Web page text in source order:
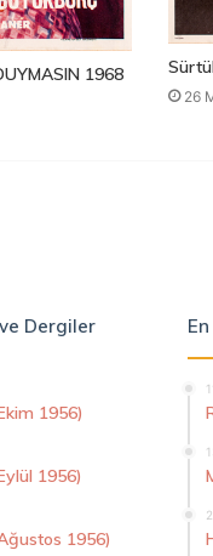
1968
26
Dergiler
1956)
1956)
1956)